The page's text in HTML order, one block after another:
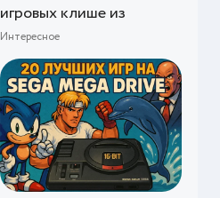
игровых клише из
Интересное